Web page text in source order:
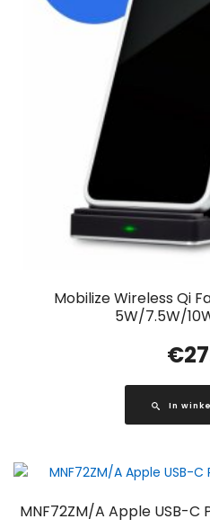
Mobilize Wireless Qi
5W/7.5W/
€
In
MNF72ZM/A Apple USB-